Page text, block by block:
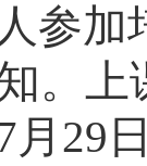
参加
。
月29